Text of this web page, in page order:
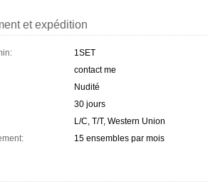
et expédition
1SET
contact me
Nudité
30 jours
L/C, T/T, Western Union
15 ensembles par mois